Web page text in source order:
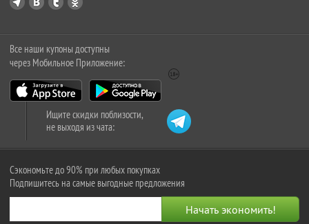
Все наши купоны доступны
через Мобильное Приложение:
Ищите скидки поблизости,
не выходя из чата:
Сэкономьте до 90% при любых покупках
Подпишитесь на самые выгодные предложения